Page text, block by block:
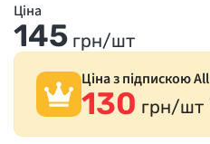
Ціна
145 грн/шт
Ціна з підпискою
130 грн/шт